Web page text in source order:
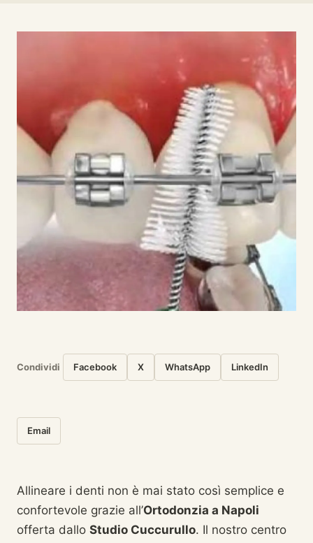
Condividi Facebook X WhatsApp LinkedIn
Email
Allineare i denti non è mai stato così semplice e
confortevole grazie all’Ortodonzia a Napoli
offerta dallo Studio Cuccurullo. Il nostro centro